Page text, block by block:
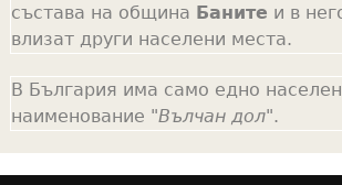
състава на община Баните и в
влизат други населени места.
В България има само едно
наименование "Вълчан дол".